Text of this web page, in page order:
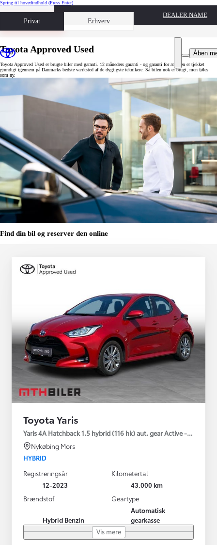
Spring til hovedindhold (Press Enter)
Privat Erhverv
Book prøvetur
DEALER NAME
Åben
Toyota Approved Used
Toyota Approved Used er brugte biler med garanti. 12 måneders garanti - og garanti for at bilen er tjekket
grundigt igennem på Danmarks bedste værksted af de dygtigste teknikere. Så bilen nok er brugt, men føles
som ny.
Find din bil og reserver den online
Toyota Yaris
Yaris 4A Hatchback 1.5 hybrid (116 hk) aut. gear Active -
Nykøbing Mors
HYBRID
Registreringsår
12-2023
Kilometertal
43.000 km
Brændstof
Hybrid Benzin
Geartype
Automatisk
gearkasse
Vis mere